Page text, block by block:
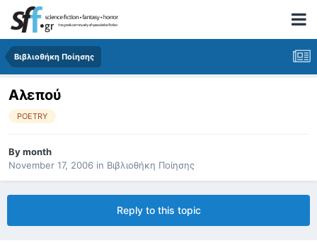
Βιβλιοθήκη Ποίησης
Αλεπού
POETRY
Bymonth
November 17, 2006 in Βιβλιοθήκη Ποίησης
Reply to this topic